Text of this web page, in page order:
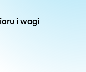
i wagi